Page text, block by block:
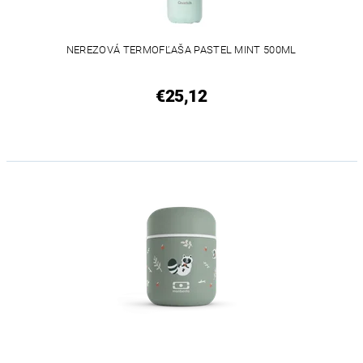
NEREZOVÁ TERMOFĽAŠA PASTEL MINT 500ML
€25,12